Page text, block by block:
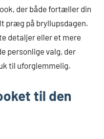
der både fortæller din
præg på bryllupsdagen.
detaljer eller et mere
personlige valg, der
til uforglemmelig.
til den